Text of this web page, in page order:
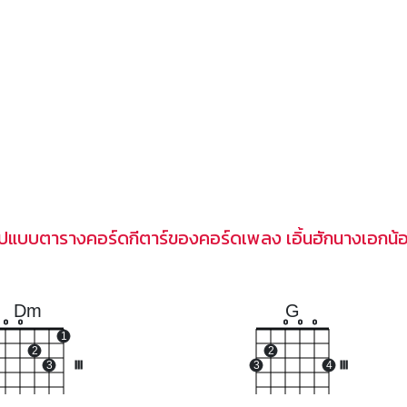
แบบตารางคอร์ดกีตาร์ของคอร์ดเพลง เอิ้นฮักนางเอกน้
Dm
o o
2
3
1
G
3
2
o o o
4